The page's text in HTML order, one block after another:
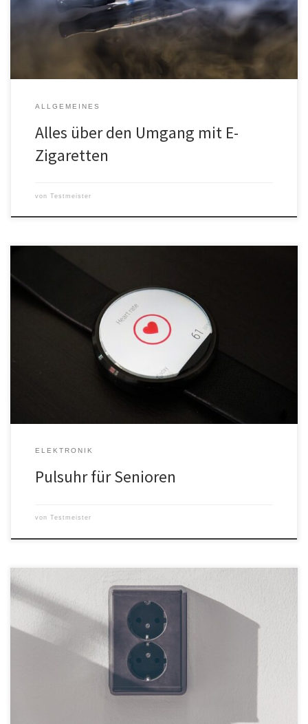
und vieles mehr besprechen. Kommen Sie mit uns, um mehr über
ALLGEMEINES
Alles über den Umgang mit E-
Zigaretten
von Testmeister
Immer mehr Senioren möchten auch im hohen Alter aktiv bleiben
und sich fit halten. Dabei ist es wichtig, die eigene Gesundheit im
Auge zu behalten. Eine Pulsuhr kann dabei sehr hilfreich sein. Was
ist eine Pulsuhr für Senioren? Eine Pulsuhr für Senioren ist ein
Orthese-Gerät, das speziell für den Gebrauch […]
ELEKTRONIK
Pulsuhr für Senioren
von Testmeister
Eine Volt Plug Steckdose ist eine elektrische Steckdose, die für
den Einsatz in Europa entwickelt wurde und mit Schuko-Steckern
kompatibel ist. Sie dient zur Stromversorgung von Elektrogeräten
und ist in den meisten Wohnungen und Häusern in Europa zu
finden. Die Steckdose ist bekannt für ihre Zuverlässigkeit und
Sicherheit und wird […]